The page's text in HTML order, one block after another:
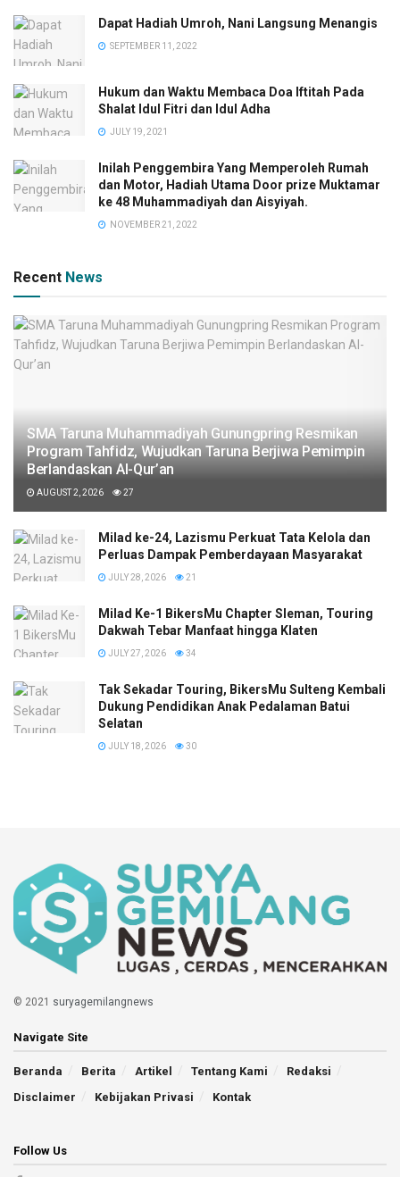
Dapat Hadiah Umroh, Nani Langsung Menangis
SEPTEMBER 11, 2022
Hukum dan Waktu Membaca Doa Iftitah Pada
Shalat Idul Fitri dan Idul Adha
JULY 19, 2021
Inilah Penggembira Yang Memperoleh Rumah
dan Motor, Hadiah Utama Door prize Muktamar
ke 48 Muhammadiyah dan Aisyiyah.
NOVEMBER 21, 2022
Recent News
SMA Taruna Muhammadiyah Gunungpring Resmikan
Program Tahfidz, Wujudkan Taruna Berjiwa Pemimpin
Berlandaskan Al-Qur’an
AUGUST 2, 2026 27
Milad ke-24, Lazismu Perkuat Tata Kelola dan
Perluas Dampak Pemberdayaan Masyarakat
JULY 28, 2026 21
Milad Ke-1 BikersMu Chapter Sleman, Touring
Dakwah Tebar Manfaat hingga Klaten
JULY 27, 2026 34
Tak Sekadar Touring, BikersMu Sulteng Kembali
Dukung Pendidikan Anak Pedalaman Batui
Selatan
JULY 18, 2026 30
© 2021 suryagemilangnews
Navigate Site
Beranda Berita Artikel Tentang Kami
Redaksi
Disclaimer
Kebijakan Privasi Kontak
Follow Us